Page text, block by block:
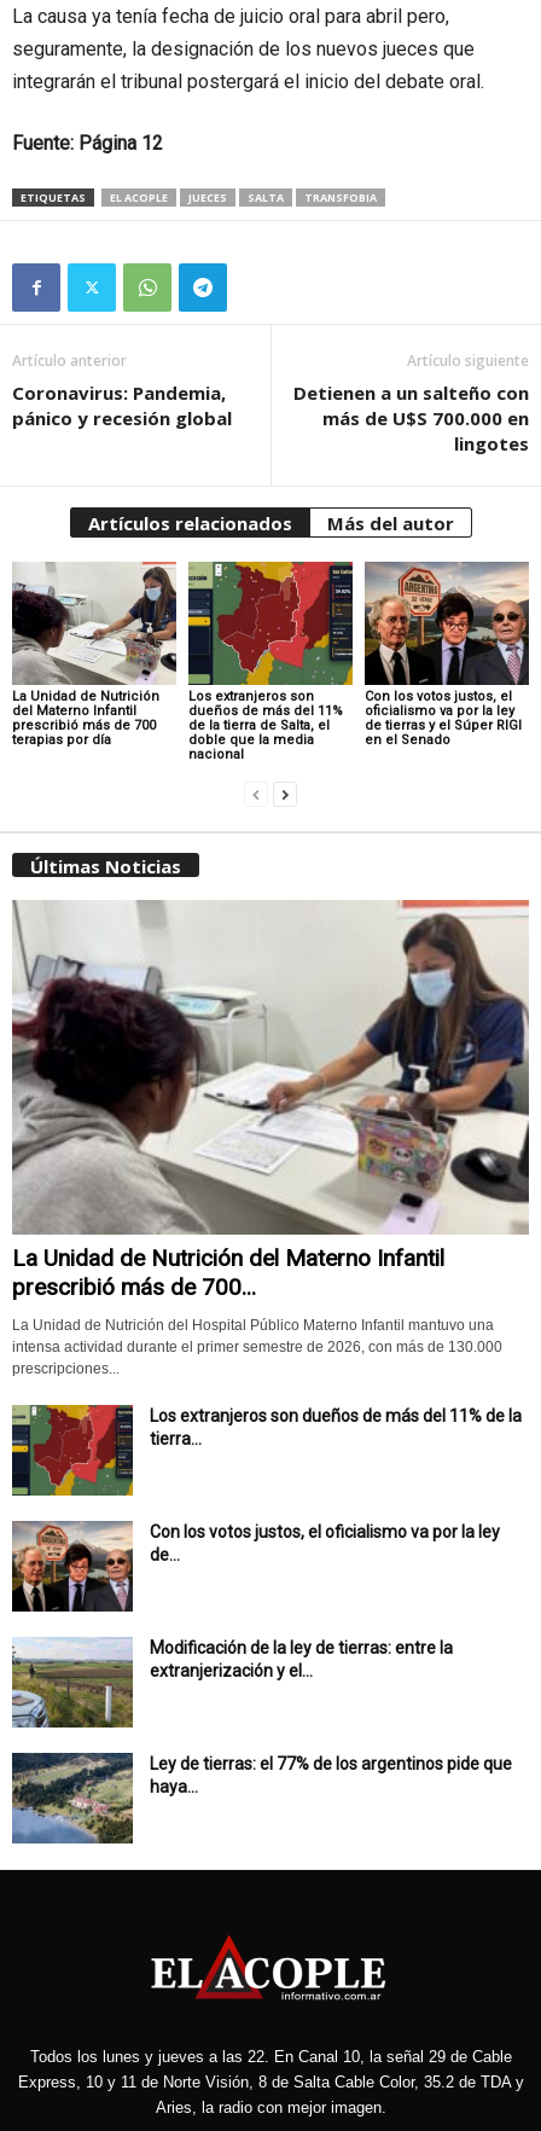
La causa ya tenía fecha de juicio oral para abril pero,
seguramente, la designación de los nuevos jueces que
integrarán el tribunal postergará el inicio del debate oral.
Fuente: Página 12
ETIQUETAS EL ACOPLE JUECES SALTA TRANSFOBIA
Artículo anterior
Coronavirus: Pandemia,
pánico y recesión global
Artículo siguiente
Detienen a un salteño con
más de U$S 700.000 en
lingotes
Artículos relacionados Más del autor
La Unidad de Nutrición
del Materno Infantil
prescribió más de 700
terapias por día
Los extranjeros son
dueños de más del 11%
de la tierra de Salta, el
doble que la media
nacional
Con los votos justos, el
oficialismo va por la ley
de tierras y el Súper RIGI
en el Senado
Últimas Noticias
La Unidad de Nutrición del Materno Infantil
prescribió más de 700...
La Unidad de Nutrición del Hospital Público Materno Infantil mantuvo una
intensa actividad durante el primer semestre de 2026, con más de 130.000
prescripciones...
Los extranjeros son dueños de más del 11% de la
tierra...
Con los votos justos, el oficialismo va por la ley
de...
Modificación de la ley de tierras: entre la
extranjerización y el...
Ley de tierras: el 77% de los argentinos pide que
haya...
Todos los lunes y jueves a las 22. En Canal 10, la señal 29 de Cable
Express, 10 y 11 de Norte Visión, 8 de Salta Cable Color, 35.2 de TDA y
Aries, la radio con mejor imagen.